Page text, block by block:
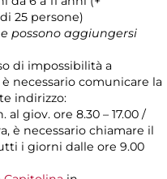
25 persone)
possono aggiungersi
di impossibilità a
necessario comunicare la
indirizzo:
al giov. ore 8.30 – 17.00 /
è necessario chiamare il
i giorni dalle ore 9.00